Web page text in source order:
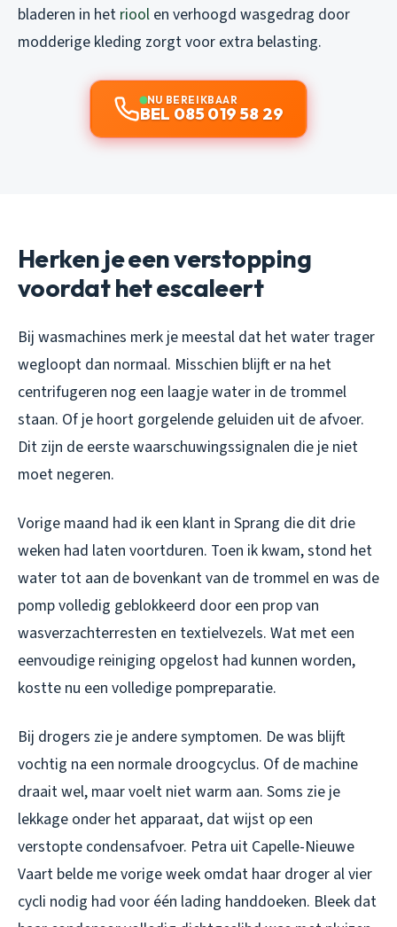
bladeren in het riool en verhoogd wasgedrag door
modderige kleding zorgt voor extra belasting.
NU BEREIKBAAR
BEL 085 019 58 29
Herken je een verstopping
voordat het escaleert
Bij wasmachines merk je meestal dat het water trager
wegloopt dan normaal. Misschien blijft er na het
centrifugeren nog een laagje water in de trommel
staan. Of je hoort gorgelende geluiden uit de afvoer.
Dit zijn de eerste waarschuwingssignalen die je niet
moet negeren.
Vorige maand had ik een klant in Sprang die dit drie
weken had laten voortduren. Toen ik kwam, stond het
water tot aan de bovenkant van de trommel en was de
pomp volledig geblokkeerd door een prop van
wasverzachterresten en textielvezels. Wat met een
eenvoudige reiniging opgelost had kunnen worden,
kostte nu een volledige pompreparatie.
Bij drogers zie je andere symptomen. De was blijft
vochtig na een normale droogcyclus. Of de machine
draait wel, maar voelt niet warm aan. Soms zie je
lekkage onder het apparaat, dat wijst op een
verstopte condensafvoer. Petra uit Capelle-Nieuwe
Vaart belde me vorige week omdat haar droger al vier
cycli nodig had voor één lading handdoeken. Bleek dat